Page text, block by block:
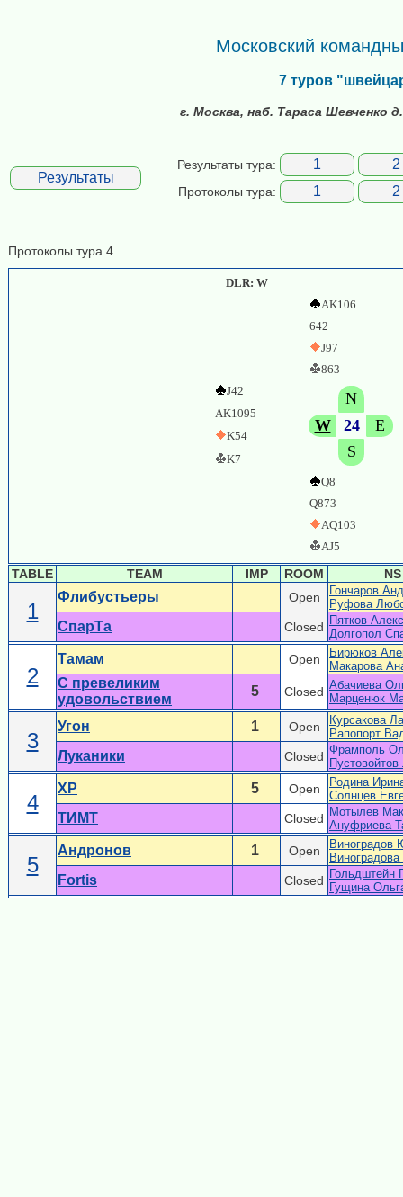
Московский
7 туров
г. Москва, наб. Тараса Шевченко
Результаты
Результаты тура: 1 2
Протоколы тура: 1 2
Протоколы тура 4
DLR: W
AK106
642
J97
863
J42
N
W
24
E
S
AK1095
K54
K7
Q8
Q873
AQ103
AJ5
TABLE TEAM IMP ROOM NS
1
Флибустьеры Open
Гончаров
Руфова
СпарТа Closed Пятков
Долгопол
2
Тамам Open
Бирюков
Макарова
С превеликим
удовольствием
5 Closed Абачиева
Марценюк
3
Угон 1 Open
Курсакова
Рапопорт
Луканики Closed Фрамполь
Пустовойтов
4
XP 5 Open
Родина
Солнцев
ТИМТ Closed Мотылев
Ануфриева
5
Андронов 1 Open
Виноградов
Fortis Closed Гольдштейн
Гущина